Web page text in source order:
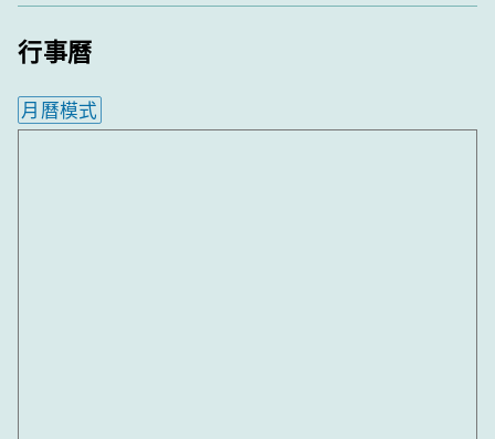
行事曆
月曆模式